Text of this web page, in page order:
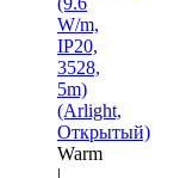
W/m,
IP20,
3528,
5m)
(Arlight,
Открытый)
Warm